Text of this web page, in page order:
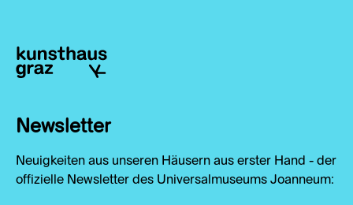
Newsletter
Neuigkeiten aus unseren Häusern aus erster Hand - der
offizielle Newsletter des Universalmuseums Joanneum: